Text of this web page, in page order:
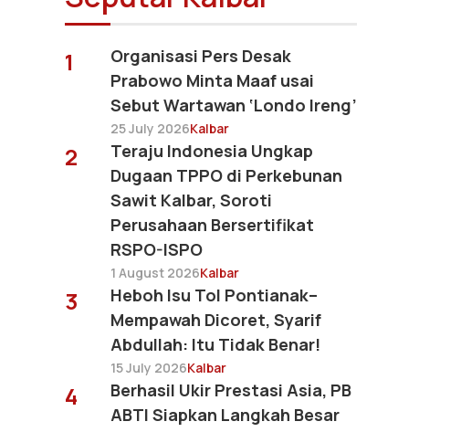
1
Organisasi Pers Desak
Prabowo Minta Maaf usai
Sebut Wartawan ‘Londo Ireng’
25 July 2026Kalbar
2
Teraju Indonesia Ungkap
Dugaan TPPO di Perkebunan
Sawit Kalbar, Soroti
Perusahaan Bersertifikat
RSPO-ISPO
1 August 2026Kalbar
3
Heboh Isu Tol Pontianak–
Mempawah Dicoret, Syarif
Abdullah: Itu Tidak Benar!
15 July 2026Kalbar
4
Berhasil Ukir Prestasi Asia, PB
ABTI Siapkan Langkah Besar